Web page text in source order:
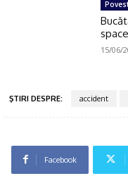
space
15/06/
ŞTIRI DESPRE: accident
Facebook